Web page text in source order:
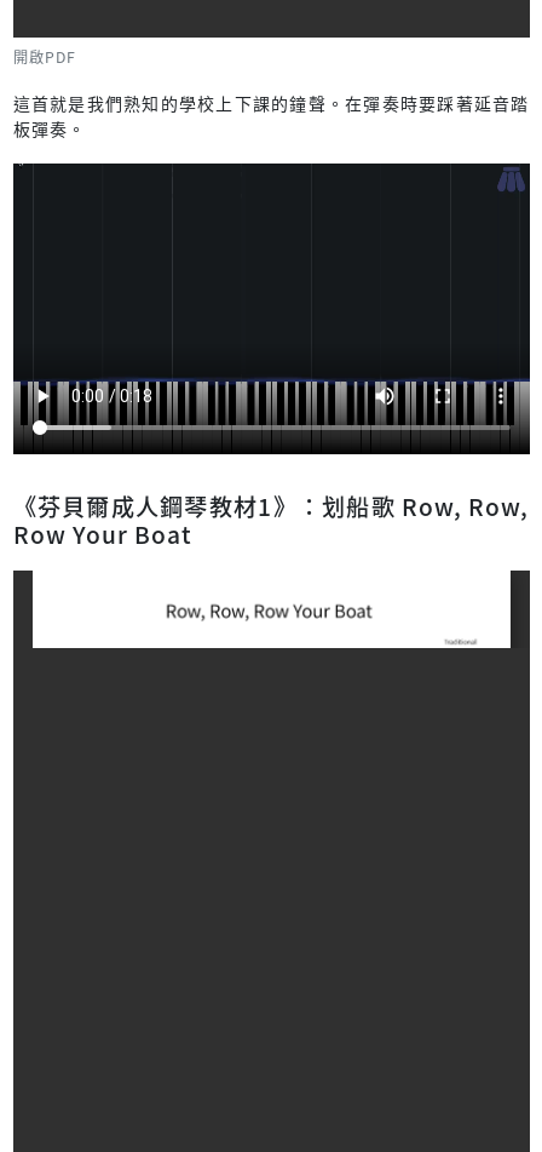
開啟PDF
這首就是我們熟知的學校上下課的鐘聲。在彈奏時要踩著延音踏
板彈奏。
《芬貝爾成人鋼琴教材1》：划船歌 Row, Row,
Row Your Boat